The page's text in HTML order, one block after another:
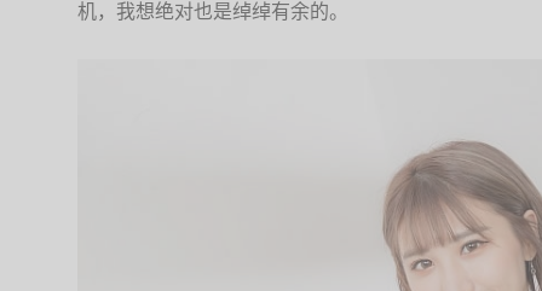
机，我想绝对也是绰绰有余的。